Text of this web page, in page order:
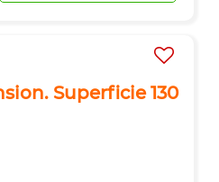
Superficie 130